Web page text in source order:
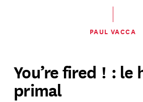
PAUL VACCA
You’re fired ! : le
primal